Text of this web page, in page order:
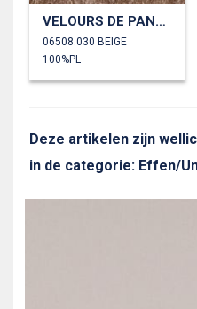
VELOURS DE PANNE
06508.030 BEIGE
100%PL
Deze artikelen zijn
in de categorie: Effen/